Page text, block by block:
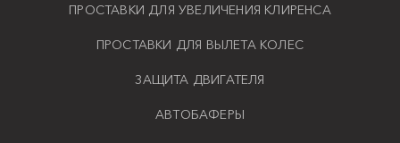
ПРОСТАВКИ ДЛЯ УВЕЛИЧЕНИЯ КЛИРЕНСА
ПРОСТАВКИ ДЛЯ ВЫЛЕТА КОЛЕС
ЗАЩИТА ДВИГАТЕЛЯ
АВТОБАФЕРЫ